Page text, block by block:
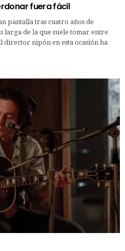
fuera fácil
pantalla tras cuatro años de
larga de la que suele tomar entre
director nipón en esta ocasión ha